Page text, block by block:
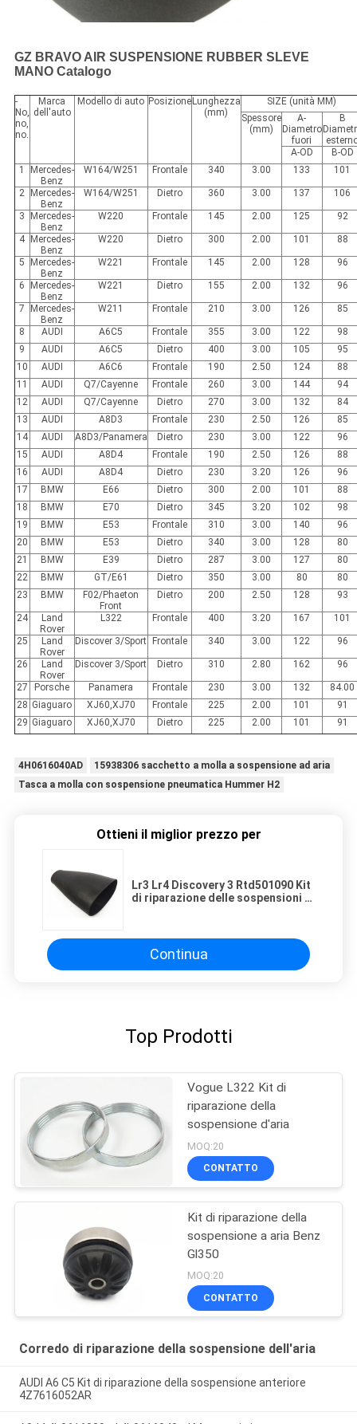
GZ BRAVO AIR SUSPENSIONE RUBBER SLEVE
MANO Catalogo
-
No,
no,
no.
Marca
dell'auto
Modello di auto Posizione Lunghezza
(mm)
SIZE (unità MM)
Spessore
(mm)
A-
Diametro
fuori
B
A-OD
B-OD
1
Mercedes-
Benz
W164/W251 Frontale 340 3.00 133 101
2
Mercedes-
Benz
W164/W251 Dietro 360 3.00 137 106
3
Mercedes-
Benz
W220 Frontale 145 2.00 125 92
4
Mercedes-
Benz
W220 Dietro 300 2.00 101 88
5
Mercedes-
Benz
W221 Frontale 145 2.00 128 96
6
Mercedes-
Benz
W221 Dietro 155 2.00 132 96
7
Mercedes-
Benz
W211 Frontale 210 3.00 126 85
8 AUDI A6C5 Frontale 355 3.00 122
98
9
AUDI A6C5 Dietro 400 3.00 105
95
10
AUDI A6C6 Frontale 190 2.50 124
88
11
AUDI Q7/Cayenne Frontale 260 3.00 144
94
12
AUDI Q7/Cayenne Dietro 270 3.00 132
84
13
AUDI A8D3 Frontale 230 2.50 126
85
14
AUDI A8D3/Panamera Dietro 230 3.00 122
96
15
AUDI A8D4 Frontale 190 2.50 126
88
16
AUDI A8D4 Dietro 230 3.20 126
96
17
BMW E66 Dietro 300 2.00 101
88
18
BMW E70 Dietro 345 3.20 102
98
19
BMW E53 Frontale 310 3.00 140
96
20
BMW E53 Dietro 340 3.00 128
80
21
BMW E39 Dietro 287 3.00 127
80
22
BMW GT/E61 Dietro 350 3.00 80
80
23
BMW
F02/Phaeton
Front
Dietro 200 2.50 128 93
24
Land
Rover
L322 Frontale 400 3.20 167 101
25
Land
Rover
Discover 3/Sport Frontale 340 3.00 122 96
26
Land
Rover
Discover 3/Sport Dietro 310 2.80 162 96
27 Porsche Panamera Frontale 230 3.00 132
84.00
28 Giaguaro XJ60,XJ70 Frontale 225 2.00 101
91
29 Giaguaro XJ60,XJ70 Dietro 225 2.00 101 91
4H0616040AD
15938306 sacchetto a molla a sospensione ad aria
Tasca a molla con sospensione pneumatica Hummer H2
Ottieni il miglior prezzo per
Lr3 Lr4 Discovery 3 Rtd501090 Kit
di riparazione delle sospensioni a
Continua
Top Prodotti
Vogue L322 Kit di
riparazione della
sospensione d'aria
MOQ:20
CONTATTO
Kit di riparazione della
sospensione a aria Benz
Gl350
MOQ:20
CONTATTO
Corredo di riparazione della sospensione dell'aria
AUDI A6 C5 Kit di riparazione della sospensione anteriore
4Z7616052AR